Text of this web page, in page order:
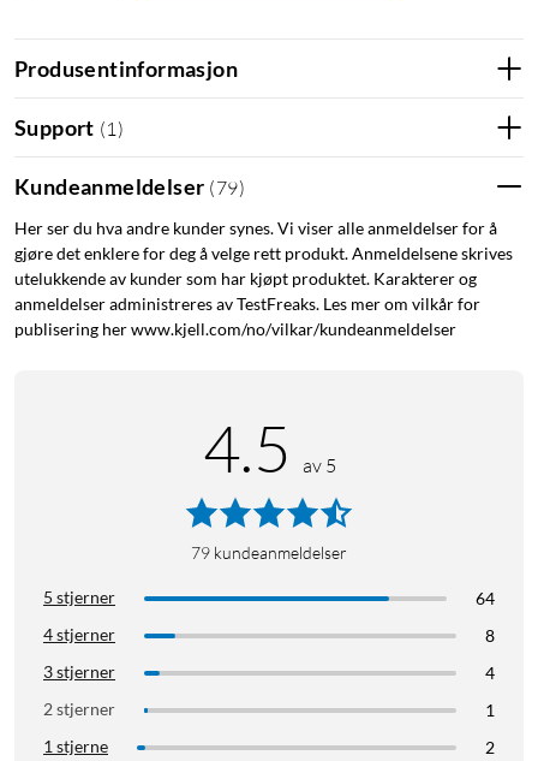
I pakken: USB-C-lader (2 m fast kabel), C7-strømkabel (1,5 m),
manual
Datalader
Lader for laptop Mobillader
Fungerer med MagSafe
Produsentinformasjon
Support (1 )
Kundeanmeldelser (79)
Her ser du hva andre kunder synes. Vi viser alle anmeldelser for å
gjøre det enklere for deg å velge rett produkt. Anmeldelsene skrives
utelukkende av kunder som har kjøpt produktet. Karakterer og
anmeldelser administreres av TestFreaks. Les mer om vilkår for
publisering her www.kjell.com/no/vilkar/kundeanmeldelser
4.5 av 5
79 kundeanmeldelser
5 stjerner
64
4 stjerner
8
3 stjerner
4
2 stjerner
1
1 stjerne
2